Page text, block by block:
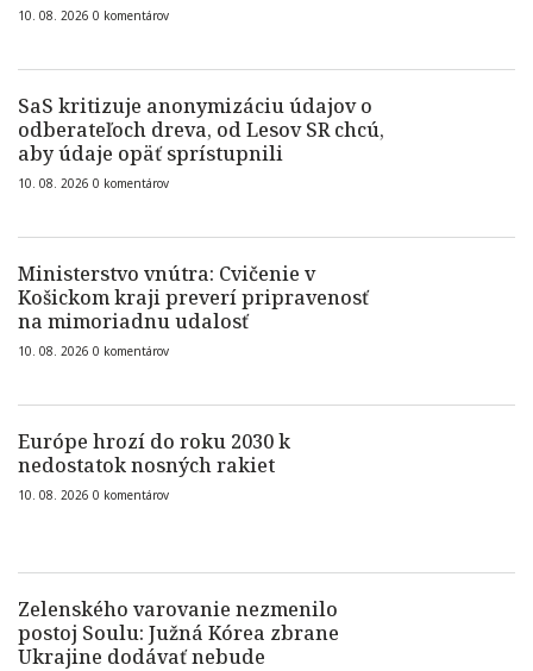
10. 08. 2026 0 komentárov
SaS kritizuje anonymizáciu údajov o
odberateľoch dreva, od Lesov SR chcú,
aby údaje opäť sprístupnili
10. 08. 2026 0 komentárov
Ministerstvo vnútra: Cvičenie v
Košickom kraji preverí pripravenosť
na mimoriadnu udalosť
10. 08. 2026 0 komentárov
Európe hrozí do roku 2030 k
nedostatok nosných rakiet
10. 08. 2026 0 komentárov
Zelenského varovanie nezmenilo
postoj Soulu: Južná Kórea zbrane
Ukrajine dodávať nebude